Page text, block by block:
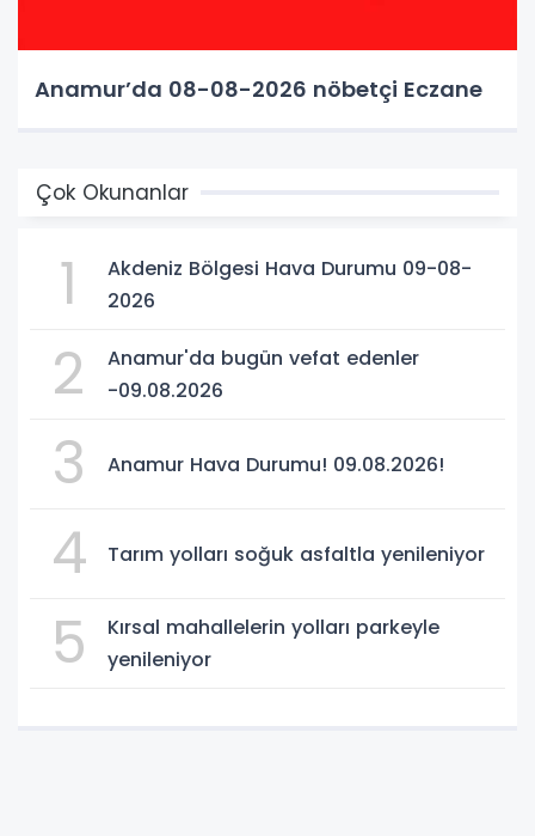
Anamur’da 08-08-2026 nöbetçi Eczane
Çok Okunanlar
1
Akdeniz Bölgesi Hava Durumu 09-08-
2026
2
Anamur'da bugün vefat edenler
-09.08.2026
3 Anamur Hava Durumu! 09.08.2026!
4 Tarım yolları soğuk asfaltla yenileniyor
5
Kırsal mahallelerin yolları parkeyle
yenileniyor